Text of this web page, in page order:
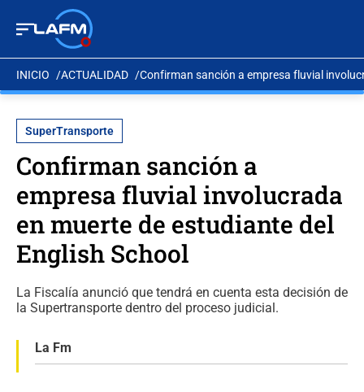
INICIO ACTUALIDAD Confirman sanción a empresa fluvial
SuperTransporte
Confirman sanción a
empresa fluvial involucrada
en muerte de estudiante del
English School
La Fiscalía anunció que tendrá en cuenta esta decisión de
la Supertransporte dentro del proceso judicial.
La Fm